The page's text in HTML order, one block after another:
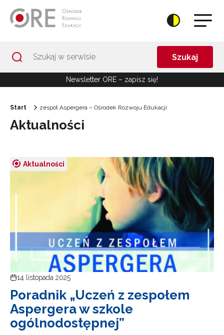
Szukaj
Newsletter ORE – zapisz się!
Start zespół Aspergera – Ośrodek Rozwoju Edukacji
Aktualności
Aktualności
14 listopada 2025
Poradnik „Uczeń z zespołem
Aspergera w szkole
ogólnodostępnej”